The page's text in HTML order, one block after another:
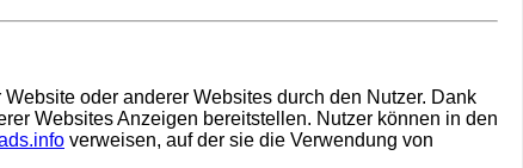
oder anderer Websites durch den Nutzer. Dank
Websites Anzeigen bereitstellen. Nutzer können in den
verweisen, auf der sie die Verwendung von